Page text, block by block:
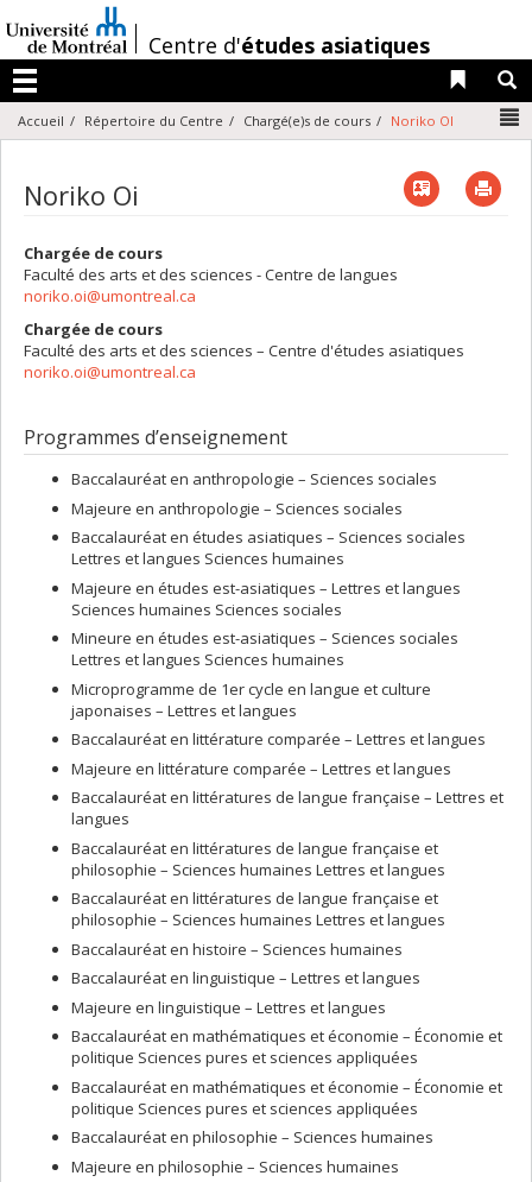
au
contenu
/
Centre d'études asiatiques
Menu
Liens
Accueil Répertoire du Centre Chargé(e)s de cours Noriko OI
Noriko Oi Vcard
Chargée de cours
Faculté des arts et des sciences - Centre de langues
noriko.oi@umontreal.ca
Chargée de cours
Faculté des arts et des sciences – Centre d'études asiatiques
noriko.oi@umontreal.ca
Programmes d’enseignement
Baccalauréat en anthropologie – Sciences sociales
Majeure en anthropologie – Sciences sociales
Baccalauréat en études asiatiques – Sciences sociales
Lettres et langues Sciences humaines
Majeure en études est-asiatiques – Lettres et langues
Sciences humaines Sciences sociales
Mineure en études est-asiatiques – Sciences sociales
Lettres et langues Sciences humaines
Microprogramme de 1er cycle en langue et culture
japonaises – Lettres et langues
Baccalauréat en littérature comparée – Lettres et langues
Majeure en littérature comparée – Lettres et langues
Baccalauréat en littératures de langue française – Lettres et
langues
Baccalauréat en littératures de langue française et
philosophie – Sciences humaines Lettres et langues
Baccalauréat en littératures de langue française et
philosophie – Sciences humaines Lettres et langues
Baccalauréat en histoire – Sciences humaines
Baccalauréat en linguistique – Lettres et langues
Majeure en linguistique – Lettres et langues
Baccalauréat en mathématiques et économie – Économie et
politique Sciences pures et sciences appliquées
Baccalauréat en mathématiques et économie – Économie et
politique Sciences pures et sciences appliquées
Baccalauréat en philosophie – Sciences humaines
Majeure en philosophie – Sciences humaines